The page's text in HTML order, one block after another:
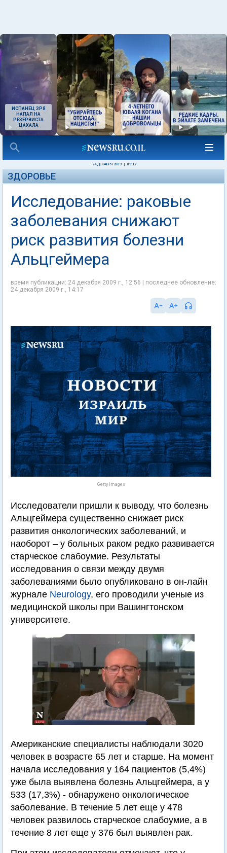
ИСПАНЕЦ ЗРЯ
НАПАЛ НА
РЕЗЕРВИСТА
ЦАХАЛА
24 ДЕКАБРЯ 2009 09:17
ЗДОРОВЬЕ
Исследование: раковые
заболевания снижают
риск развития болезни
Альцгеймера
время публикации: 24 декабря 2009 г., 12:56 | последнее обновление:
24 декабря 2009 г., 14:17
Getty Images
Исследователи пришли к выводу, что болезнь
Альцгеймера существенно снижает риск
развития онкологических заболеваний, и
наоборот – у больных раком редко развивается
старческое слабоумие. Результаты
исследования о связи между двумя
заболеваниями было опубликовано в он-лайн
журнале Neurology, его проводили ученые из
медицинской школы при Вашингтонском
университете.
Американские специалисты наблюдали 3020
человек в возрасте 65 лет и старше. На момент
начала исследования у 164 пациентов (5,4%)
уже была выявлена болезнь Альцгеймера, а у
533 (17,3%) - обнаружено онкологическое
заболевание. В течение 5 лет еще у 478
человек развилось старческое слабоумие, а в
течение 8 лет еще у 376 был выявлен рак.